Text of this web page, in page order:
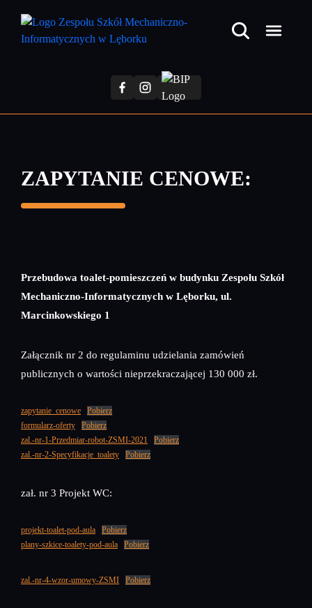
treści
ZAPYTANIE CENOWE:
Przebudowa toalet-pomieszczeń w budynku Zespołu Szkół
Mechaniczno-Informatycznych w Lęborku, ul.
Marcinkowskiego 1
Załącznik nr 2 do regulaminu udzielania zamówień
publicznych o wartości nieprzekraczającej 130 000 zł.
zapytanie_cenowe
Pobierz
formularz-oferty
Pobierz
zal.-nr-1-Przedmiar-robot-ZSMI-2021
Pobierz
zal.-nr-2-Specyfikacje_toalety
Pobierz
zał. nr 3 Projekt WC:
projekt-toalet-pod-aula
Pobierz
plany-szkice-toalety-pod-aula
Pobierz
zal.-nr-4-wzor-umowy-ZSMI Pobierz